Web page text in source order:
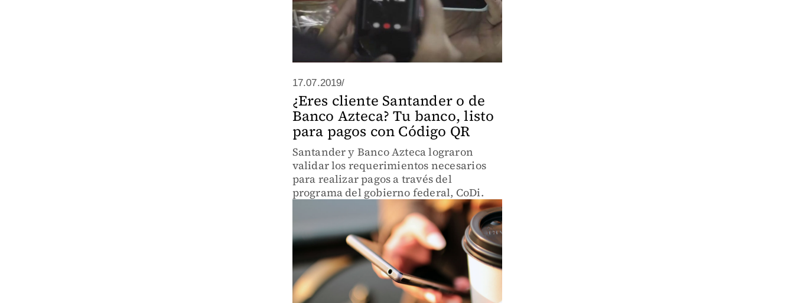
17.07.2019/
¿Eres cliente Santander o de
Banco Azteca? Tu banco, listo
para pagos con Código QR
Santander y Banco Azteca lograron
validar los requerimientos necesarios
para realizar pagos a través del
programa del gobierno federal, CoDi.